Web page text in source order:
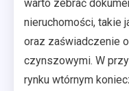
warto zebrać
nieruchomości, takie
oraz zaświadczenie
czynszowymi. W
rynku wtórnym